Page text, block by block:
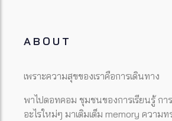
ABOUT
เพราะความสุขของเราคือการเดินทาง
พาไปดอทคอม ชุมชนของการเรียนรู้ กา
อะไรใหม่ๆ มาเติมเต็ม memory ความท